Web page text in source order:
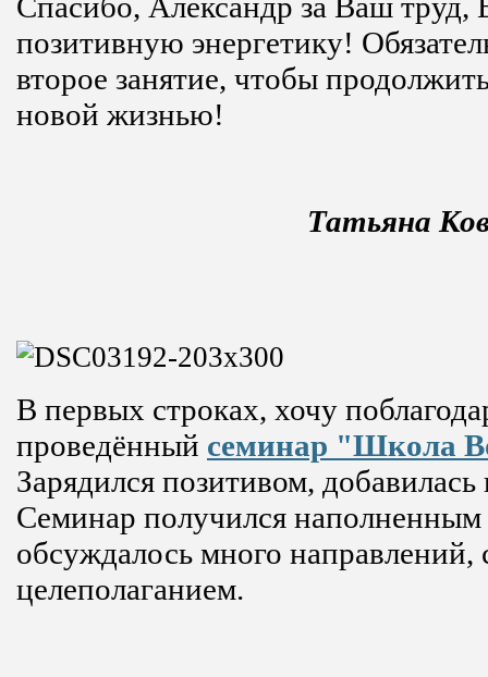
позитивную энергетику!
второе занятие, чтобы
новой жизнью!
Татьяна
В первых строках, хочу
проведённый семинар "Школа
Зарядился позитивом, добавилась
Семинар получился наполненным
обсуждалось много направлений,
целеполаганием.